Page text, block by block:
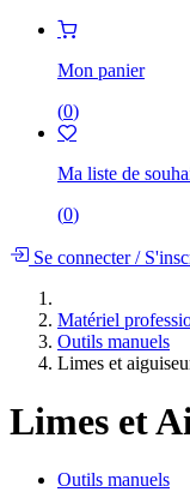
Mon panier
(0)
Ma liste de
(0)
Se connecter/
Matériel
Outils manuels
Limes et
Limes et
Outils manuels